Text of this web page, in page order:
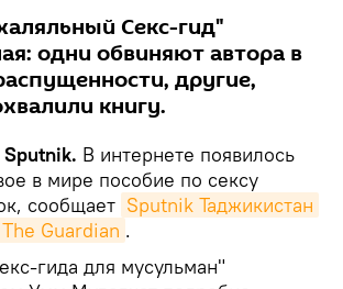
Секс-гид"
одни обвиняют автора в
другие,
книгу.
В интернете появилось
в мире пособие по сексу
сообщает Sputnik Таджикистан
The Guardian .
гида для мусульман"